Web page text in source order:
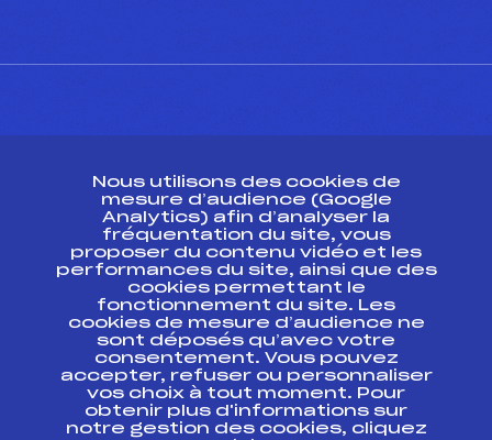
ESPACE PRESSE
Ressources
Pass’Neige
Projet sportif fédéral
Projet de performance fédéral
Antidopage
Pôle Développement, Formation, Suivi
Scientifique
Listes ministérielles
Pôle vie de l’athlète
Nous utilisons des cookies de
mesure d’audience (Google
Analytics) afin d’analyser la
fréquentation du site, vous
proposer du contenu vidéo et les
performances du site, ainsi que des
cookies permettant le
fonctionnement du site. Les
cookies de mesure d’audience ne
sont déposés qu’avec votre
consentement. Vous pouvez
accepter, refuser ou personnaliser
vos choix à tout moment. Pour
obtenir plus d'informations sur
notre gestion des cookies, cliquez